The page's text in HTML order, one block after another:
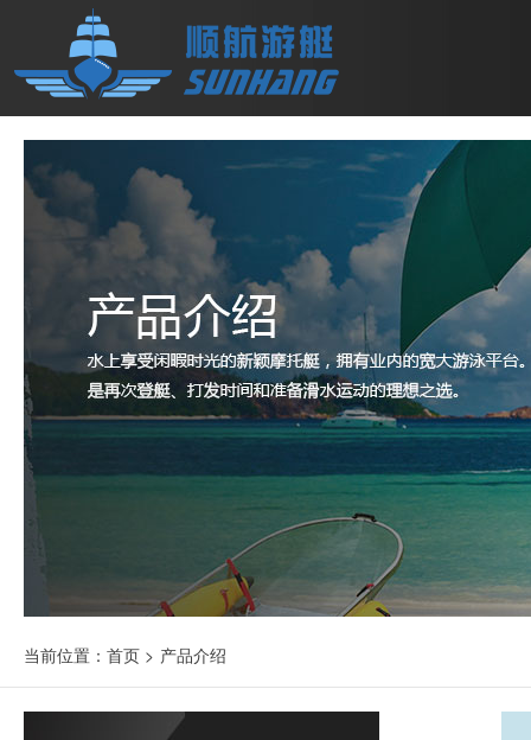
当前位置： 首页 > 产品介绍